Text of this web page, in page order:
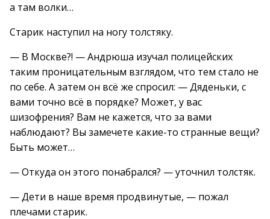
а там волки…
Старик наступил на ногу толстяку.
— В Москве?! — Андрюша изучал полицейских
таким проницательным взглядом, что тем стало не
по себе. А затем он всё же спросил: — Дяденьки, с
вами точно всё в порядке? Может, у вас
шизофрения? Вам не кажется, что за вами
наблюдают? Вы замечете какие-то странные вещи?
Быть может…
— Откуда он этого понабрался? — уточнил толстяк.
— Дети в наше время продвинутые, — пожал
плечами старик.